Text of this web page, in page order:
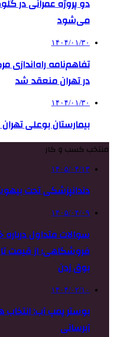
دو پروژه عمرانی در
می‌شود
۱۴۰۴/۰۱/۳۰
تفاهم‌نامه راه‌اندازی
در تهران منعقد شد
۱۴۰۴/۰۱/۳۰
بیمارستان بوعلی
منتخب کسب و کار
۱۴۰۵/۰۴/۱۳
دندانپزشکی تحت
۱۴۰۵/۰۴/۰۹
سوالات متداول
فروشگاهی؛ از قیمت
بوق زدن
۱۴۰۴/۰۲/۱۰
بوستر پمپ آب:
آبرسانی